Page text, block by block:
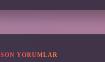
SON YORUMLAR